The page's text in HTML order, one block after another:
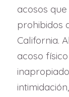
acosos
prohibidos
California.
acoso